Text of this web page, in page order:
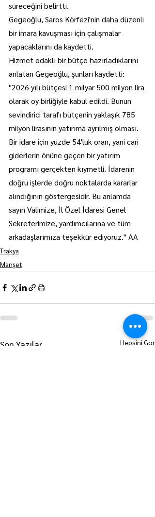
süreceğini belirtti.
Gegeoğlu, Saros Körfezi'nin daha düzenli
bir imara kavuşması için çalışmalar
yapacaklarını da kaydetti.
Hizmet odaklı bir bütçe hazırladıklarını
anlatan Gegeoğlu, şunları kaydetti:
"2026 yılı bütçesi 1 milyar 500 milyon lira
olarak oy birliğiyle kabul edildi. Bunun
sevindirici tarafı bütçenin yaklaşık 785
milyon lirasının yatırıma ayrılmış olması.
Bir idare için yüzde 54'lük oran, yani cari
giderlerin önüne geçen bir yatırım
programı gerçekten kıymetli. İdarenin
doğru işlerde doğru noktalarda kararlar
alındığının göstergesidir. Bu anlamda
sayın Valimize, İl Özel İdaresi Genel
Sekreterimize, yardımcılarına ve tüm
arkadaşlarımıza teşekkür ediyoruz." AA
Trakya
Manşet
Son Yazılar Hepsini Gör